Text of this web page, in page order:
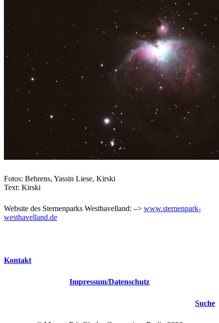
Fotos: Behrens, Yassin Liese, Kirski
Text: Kirski
Website des Sternenparks Westhavelland: –> www.sternenpark-
westhavelland.de
Kontakt
Impressum/Datenschutz
Suche